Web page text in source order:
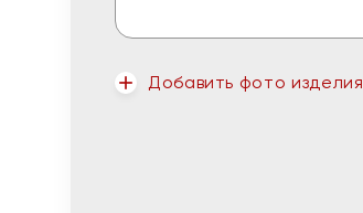
Добавить фото изделия